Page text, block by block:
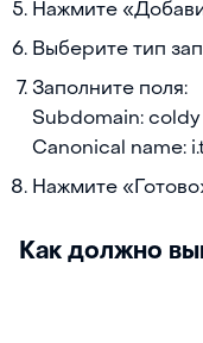
Нажмите
Выберите тип
Заполните поля:
Subdomain: coldy
Canonical name:
Нажмите
Как должно